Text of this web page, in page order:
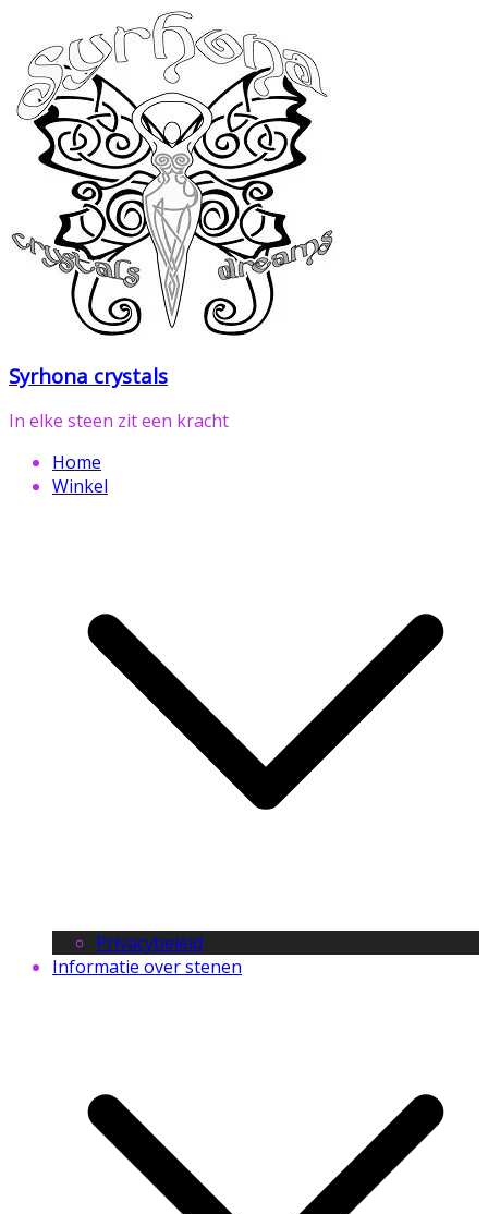
naar
inhoud
Syrhona crystals
In elke steen zit een kracht
Home
Winkel
Privacybeleid
Informatie over stenen